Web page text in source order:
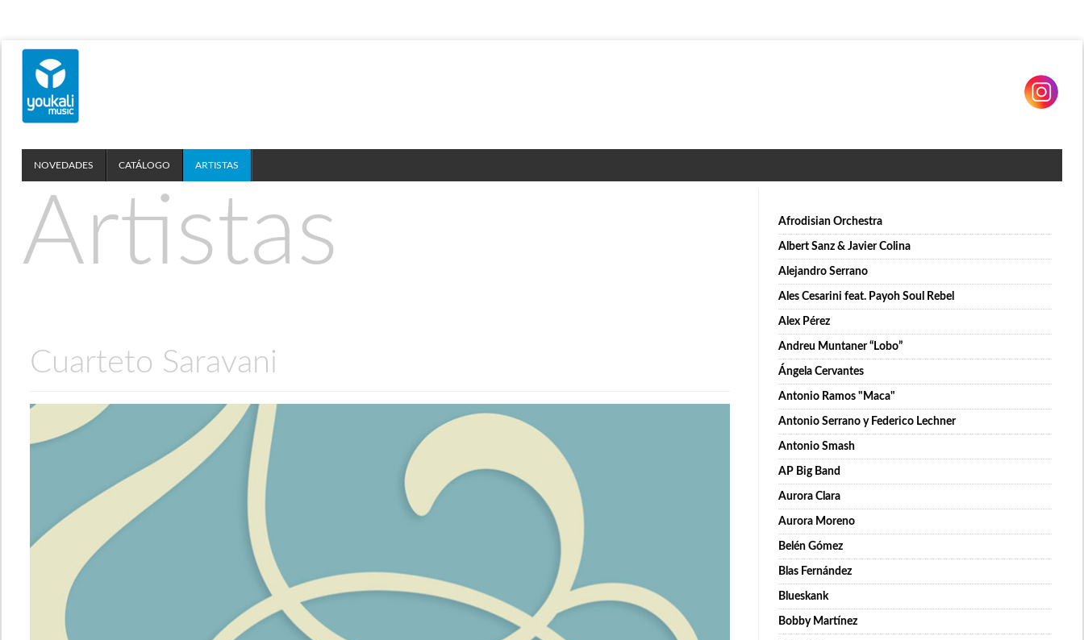
NOVEDADES CATÁLOGO ARTISTAS
Artistas
Cuarteto Saravani
Afrodisian Orchestra
Albert Sanz & Javier Colina
Alejandro Serrano
Ales Cesarini feat. Payoh Soul Rebel
Alex Pérez
Andreu Muntaner “Lobo”
Ángela Cervantes
Antonio Ramos "Maca"
Antonio Serrano y Federico Lechner
Antonio Smash
AP Big Band
Aurora Clara
Aurora Moreno
Belén Gómez
Blas Fernández
Blueskank
Bobby Martínez